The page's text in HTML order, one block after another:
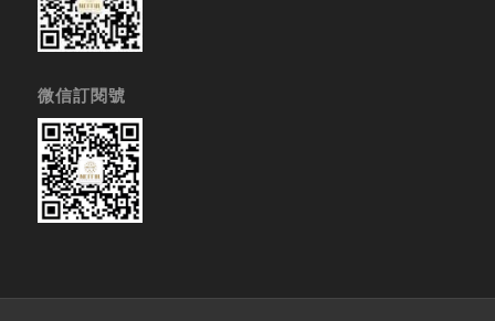
微信訂閱號